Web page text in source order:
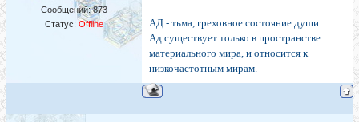
Сообщений:873
Статус: Offline
АД - тьма, греховное состояние души.
Ад существует только в пространстве
материального мира, и относится к
низкочастотным мирам.